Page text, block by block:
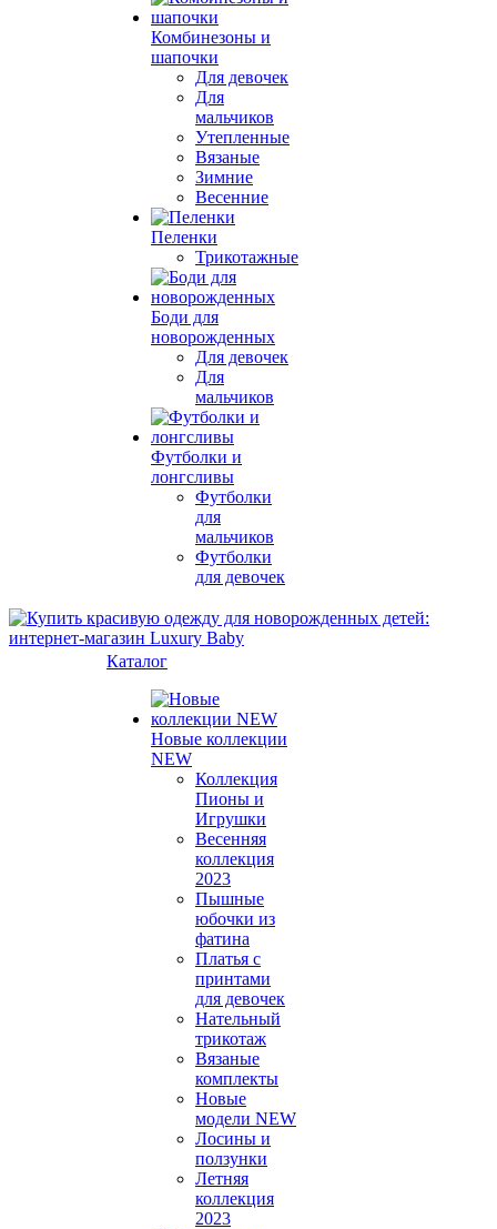
Комбинезоны и
шапочки
Для девочек
Для
мальчиков
Утепленные
Вязаные
Зимние
Весенние
Пеленки
Трикотажные
Боди для
новорожденных
Для девочек
Для
мальчиков
Футболки и
лонгсливы
Футболки
для
мальчиков
Футболки
для девочек
Каталог
Новые коллекции
NEW
Коллекция
Пионы и
Игрушки
Весенняя
коллекция
2023
Пышные
юбочки из
фатина
Платья с
принтами
для девочек
Нательный
трикотаж
Вязаные
комплекты
Новые
модели NEW
Лосины и
ползунки
Летняя
коллекция
2023